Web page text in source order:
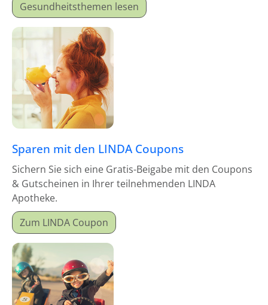
Gesundheitsthemen lesen
Sparen mit den LINDA Coupons
Sichern Sie sich eine Gratis-Beigabe mit den Coupons
& Gutscheinen in Ihrer teilnehmenden LINDA
Apotheke.
Zum LINDA Coupon